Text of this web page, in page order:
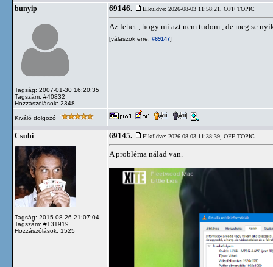
bunyip
Tagság: 2007-01-30 16:20:35
Tagszám: #40832
Hozzászólások: 2348
69146. Elküldve: 2026-08-03 11:58:21, OFF TOPIC
Az lehet , hogy mi azt nem tudom , de meg se
[válaszok erre: #69147]
Kiváló dolgozó
Csuhi
Tagság: 2015-08-26 21:07:04
Tagszám: #131919
Hozzászólások: 1525
69145. Elküldve: 2026-08-03 11:38:39, OFF TOPIC
A probléma nálad van.